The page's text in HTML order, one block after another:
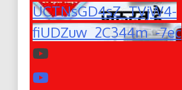
UCTNsGD4sZ_TVjW4-
fiUDZuw_2C344m_-7ec